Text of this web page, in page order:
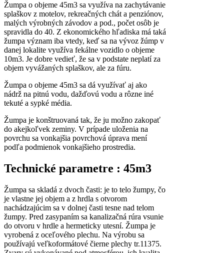
Žumpa o objeme 45m3 sa využíva na zachytávanie
splaškov z motelov, rekreačných chát a penziónov,
malých výrobných závodov a pod., počet osôb je
spravidla do 40. Z ekonomického hľadiska má taká
žumpa význam iba vtedy, keď sa na vývoz žúmp v
danej lokalite využíva fekálne vozidlo o objeme
10m3. Je dobre vedieť, že sa v podstate neplatí za
objem vyvážaných splaškov, ale za fúru.
Žumpa o objeme 45m3 sa dá využívať aj ako
nádrž na pitnú vodu, dažďovú vodu a rôzne iné
tekuté a sypké média.
Žumpa je konštruovaná tak, že ju možno zakopať
do akejkoľvek zeminy. V prípade uloženia na
povrchu sa vonkajšia povrchová úprava mení
podľa podmienok vonkajšieho prostredia.
Technické parametre : 45m3
Žumpa sa skladá z dvoch časti: je to telo žumpy, čo
je vlastne jej objem a z hrdla s otvorom
nachádzajúcim sa v dolnej časti tesne nad telom
žumpy. Pred zasypaním sa kanalizačná rúra vsunie
do otvoru v hrdle a hermeticky utesní. Žumpa je
vyrobená z oceľového plechu. Na výrobu sa
používajú veľkoformátové čierne plechy tr.11375.